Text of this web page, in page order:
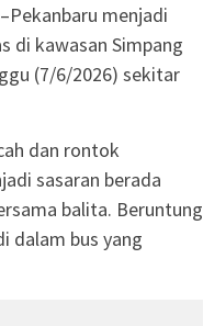
menjadi
di kawasan Simpang
(7/6/2026) sekitar
dan rontok
sasaran berada
balita. Beruntung
dalam bus yang